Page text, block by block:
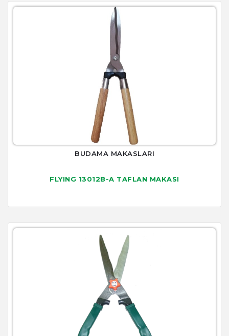
BUDAMA MAKASLARI
FLYING 13012B-A TAFLAN MAKASI